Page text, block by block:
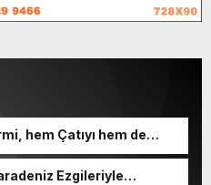
hem Çatıyı hem de
Ezgileriyle